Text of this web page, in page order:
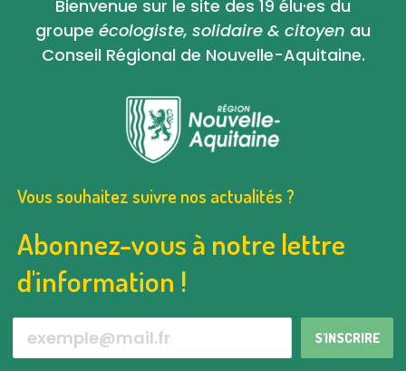
Bienvenue sur le site des 19 élu·es du
groupe écologiste, solidaire & citoyen au
Conseil Régional de Nouvelle-Aquitaine.
Vous souhaitez suivre nos actualités ?
Abonnez-vous à notre lettre
d'information !
S'INSCRIRE